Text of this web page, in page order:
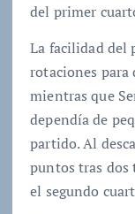
del primer
La facilidad del
rotaciones para
mientras que
dependía de
partido. Al
puntos tras dos
el segundo